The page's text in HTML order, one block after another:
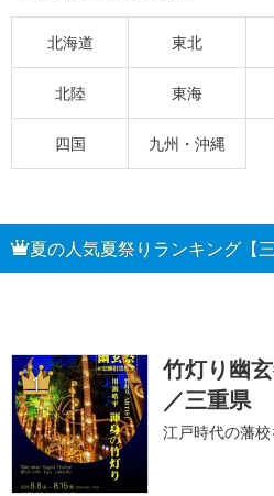
北海道 東北
北陸 東海
四国 九州・沖縄
夏の人気夏祭りランキング【
1
竹灯り幽
／三重県
江戸時代の藩